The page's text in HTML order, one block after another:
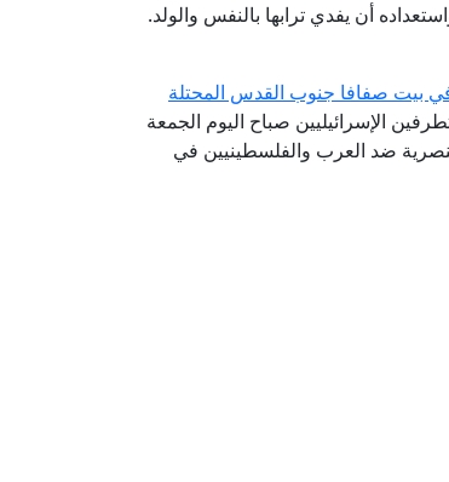
أن يفدي ترابها بالنفس والولد.
بيت صفافا جنوب القدس المحتلة
الإسرائيليين صباح اليوم الجمعة
ضد العرب والفلسطينيين في